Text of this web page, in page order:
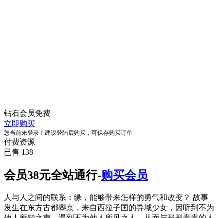
钻石会员免费
立即购买
您当前未登录！建议登陆后购买，可保存购买订单
付费资源
已售 138
会员38元全站通行-购买会员
人与人之间的联系：缘，能够带来怎样的勇气和改变？ 故事
发生在东方古都曌京，来自西拉子国的异域少女，因听到不为